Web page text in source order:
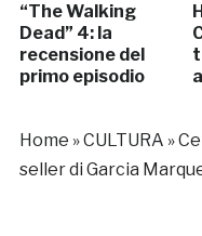
“The Walking
Dead” 4: la
recensione del
primo episodio
Home »CULTURA »
seller di Garcia